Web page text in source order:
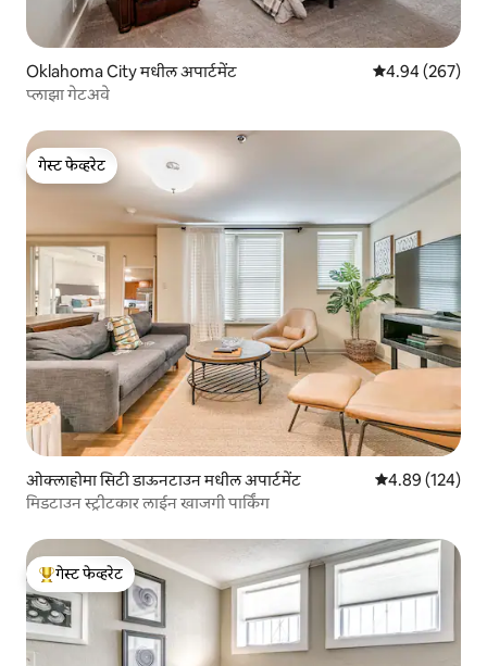
Oklahoma City मधील अपार्टमेंट 5 पैकी 4.94
4.94 (267)
प्लाझा गेटअवे
गेस्ट फेव्हरेट
गेस्ट फेव्हरेट
ओक्लाहोमा सिटी डाऊनटाउन मधील अपार्टमेंट 5 पैकी 4.89
4.89 (124)
मिडटाउन स्ट्रीटकार लाईन खाजगी पार्किंग
टॉप गेस्ट फेव्हरेट
गेस्ट फेव्हरेट